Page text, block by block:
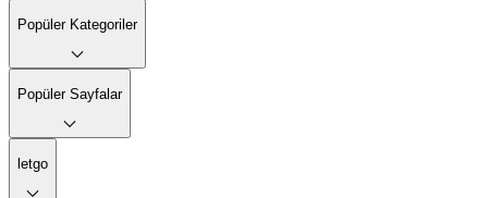
Popüler Kategoriler
Popüler Sayfalar
letgo